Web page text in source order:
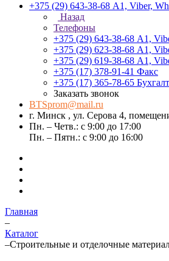
+375 (29) 643-38-68 А1, Viber,
Назад
Телефоны
+375 (29) 643-38-68 А1,
+375 (29) 623-38-68 А1,
+375 (29) 619-38-68 А1,
+375 (17) 378-91-41 Факс
+375 (17) 365-78-65
Заказать звонок
BTSprom@mail.ru
г. Минск , ул. Серова 4,
Пн. – Четв.: с 9:00 до 17:00
Пн. – Пятн.: с 9:00 до 16:00
Главная
–
Каталог
–Строительные и отделочные